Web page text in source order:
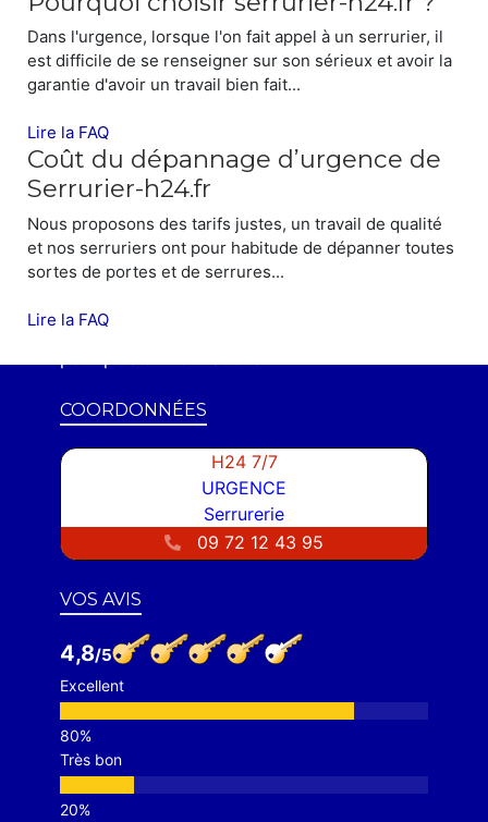
Dans l'urgence, lorsque l'on fait appel à un serrurier, il
est difficile de se renseigner sur son sérieux et avoir la
garantie d'avoir un travail bien fait...
Lire la FAQ
Coût du dépannage d’urgence de
Serrurier-h24.fr
Nous proposons des tarifs justes, un travail de qualité
et nos serruriers ont pour habitude de dépanner toutes
sortes de portes et de serrures...
Lire la FAQ
SYNDICS ET ENTREPRISES
Serrurier-h24.frassure également les
des Syndics et Entreprises.
COORDONNÉES
H24 7/7
URGENCE
Serrurerie
09 72 12 43 95
VOS AVIS
4,8
Excellent
Très bon